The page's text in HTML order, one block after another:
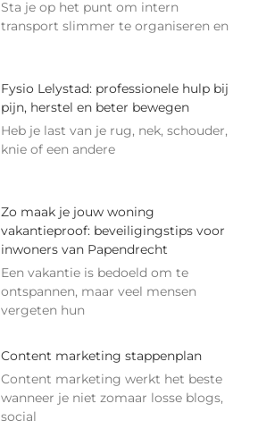
Sta je op het punt om intern
transport slimmer te organiseren en
Fysio Lelystad: professionele hulp bij
pijn, herstel en beter bewegen
Heb je last van je rug, nek, schouder,
knie of een andere
Zo maak je jouw woning
vakantieproof: beveiligingstips voor
inwoners van Papendrecht
Een vakantie is bedoeld om te
ontspannen, maar veel mensen
vergeten hun
Content marketing stappenplan
Content marketing werkt het beste
wanneer je niet zomaar losse blogs,
social